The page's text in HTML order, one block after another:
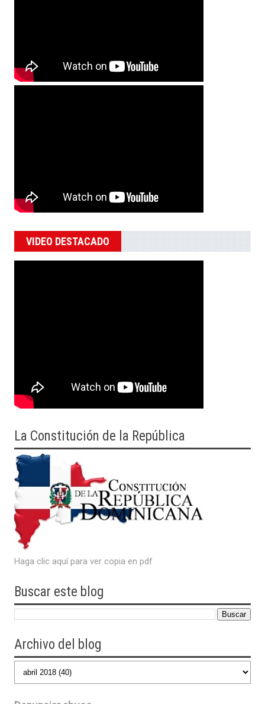
VIDEO DESTACADO
La Constitución de la República
Haga clic aquí para ver copia en pdf
Buscar este blog
Archivo del blog